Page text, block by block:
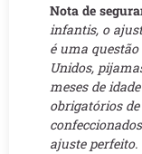
Nota de
infantis, o
é uma
Unidos,
meses de
obrigatórios
ajuste perfeito.